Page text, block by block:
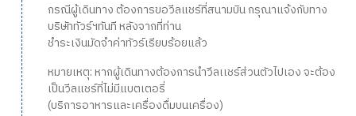
กรณีผู้เดินทาง ต้องการขอวีลแชร์ที่สนามบิน กรุณาแจ้งกับทาง
บริษัททัวร์ฯทันที หลังจากที่ท่าน
ชำระเงินมัดจำค่าทัวร์เรียบร้อยแล้ว
หมายเหตุ: หากผู้เดินทางต้องการนำวีลเเชร์ส่วนตัวไปเอง จะต้อง
เป็นวีลแชร์ที่ไม่มีแบตเตอรี่
(บริการอาหารและเครื่องดื่มบนเครื่อง)